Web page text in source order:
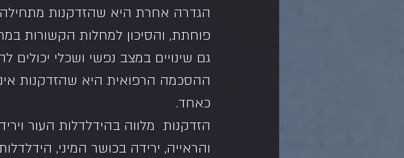
הגדרה אחרת היא שהזדקנות מתחילה
פוחתת, והסיכון למחלות הקשורות
גם שינויים במצב נפשי ושכלי יכולים
ההסכמה הרפואית היא שהזדקנות
כאחד.
הזדקנות  מלווה בהידלדלות העור
והראייה, ירידה בכושר המיני,